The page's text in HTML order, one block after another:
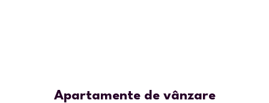
Apartamente de vânzare